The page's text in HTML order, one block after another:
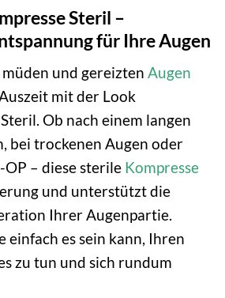
Steril –
für Ihre Augen
und gereizten Augen
mit der Look
Ob nach einem langen
bei trockenen Augen oder
– diese sterile Kompresse
und unterstützt die
Ihrer Augenpartie.
einfach es sein kann, Ihren
zu tun und sich rundum